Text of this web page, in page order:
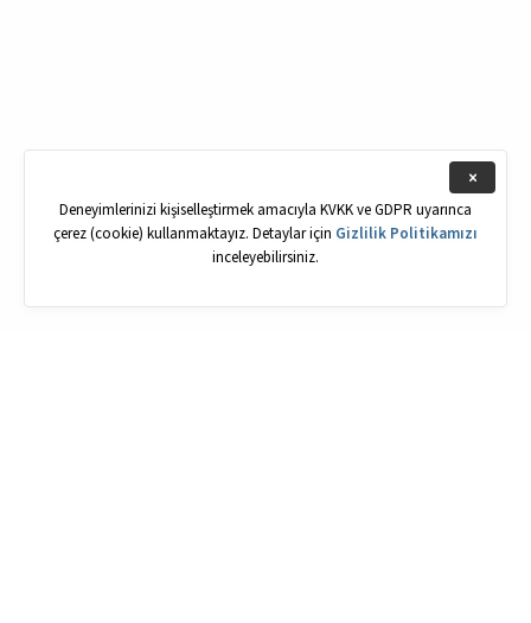
Deneyimlerinizi kişiselleştirmek amacıyla KVKK ve GDPR uyarınca
çerez (cookie) kullanmaktayız. Detaylar için Gizlilik Politikamızı
inceleyebilirsiniz.